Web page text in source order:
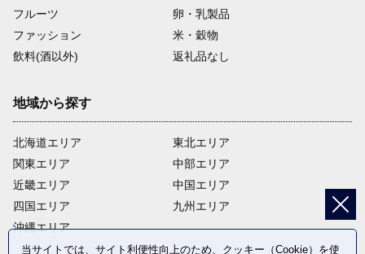
フルーツ
卵・乳製品
ファッション
米・穀物
飲料(酒以外)
返礼品なし
地域から探す
北海道エリア
関東エリア
近畿エリア
四国エリア
沖縄エリア
東北エリア
中部エリア
中国エリア
九州エリア
当サイトでは、サイト利便性向上のため、クッキー（Cookie）を使